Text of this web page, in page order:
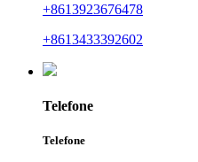
+8613923676478
+8613433392602
Telefone
Telefone